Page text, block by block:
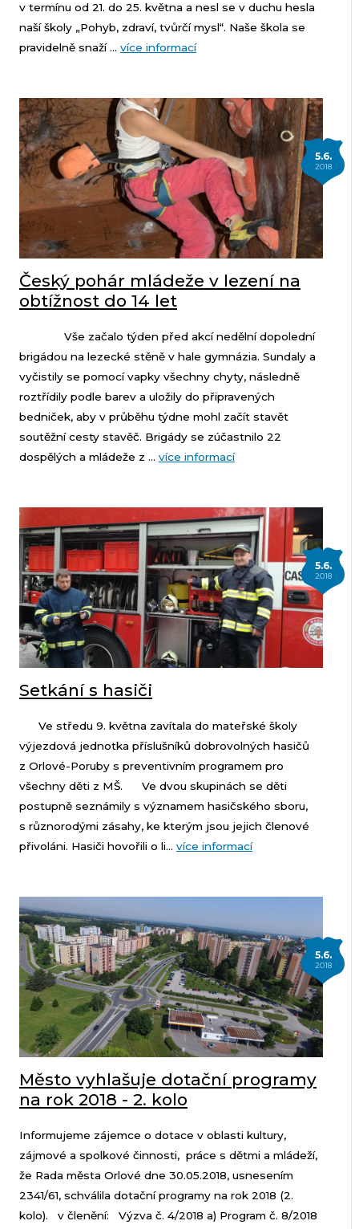
v termínu od 21. do 25. května a nesl se v duchu hesla
naší školy „Pohyb, zdraví, tvůrčí mysl“. Naše škola se
pravidelně snaží ... více informací
5.6.
2018
Český pohár mládeže v lezení na
obtížnost do 14 let
Vše začalo týden před akcí nedělní dopolední
brigádou na lezecké stěně v hale gymnázia. Sundaly a
vyčistily se pomocí vapky všechny chyty, následně
roztřídily podle barev a uložily do připravených
bedniček, aby v průběhu týdne mohl začít stavět
soutěžní cesty stavěč. Brigády se zúčastnilo 22
dospělých a mládeže z ... více informací
5.6.
2018
Setkání s hasiči
Ve středu 9. května zavítala do mateřské školy
výjezdová jednotka příslušníků dobrovolných hasičů
z Orlové-Poruby s preventivním programem pro
všechny děti z MŠ. Ve dvou skupinách se děti
postupně seznámily s významem hasičského sboru,
s různorodými zásahy, ke kterým jsou jejich členové
přivoláni. Hasiči hovořili o li... více informací
5.6.
2018
Město vyhlašuje dotační programy
na rok 2018 - 2. kolo
Informujeme zájemce o dotace v oblasti kultury,
zájmové a spolkové činnosti, práce s dětmi a mládeží,
že Rada města Orlové dne 30.05.2018, usnesením
2341/61, schválila dotační programy na rok 2018 (2.
kolo). v členění: Výzva č. 4/2018 a) Program č. 8/2018